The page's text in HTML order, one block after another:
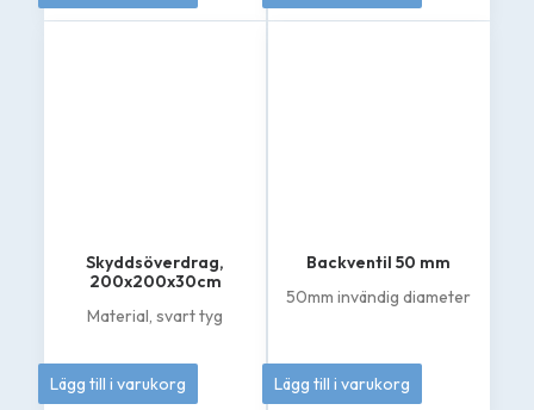
Skyddsöverdrag,
200x200x30cm
Material, svart tyg
895kr
Lägg till i varukorg
Backventil 50 mm
50mm invändig diameter
549kr
Lägg till i varukorg